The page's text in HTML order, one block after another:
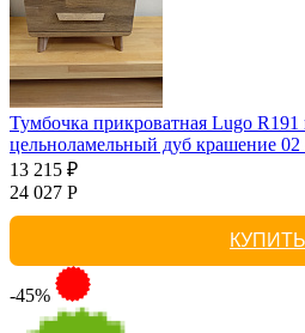
Тумбочка прикроватная Lugo R191
цельноламельный дуб крашение 02
13 215 ₽
24 027 Р
КУПИТЬ
-45%